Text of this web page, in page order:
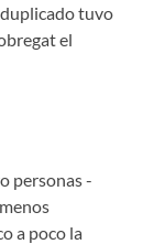
duplicado tuvo
el
personas -
a poco la